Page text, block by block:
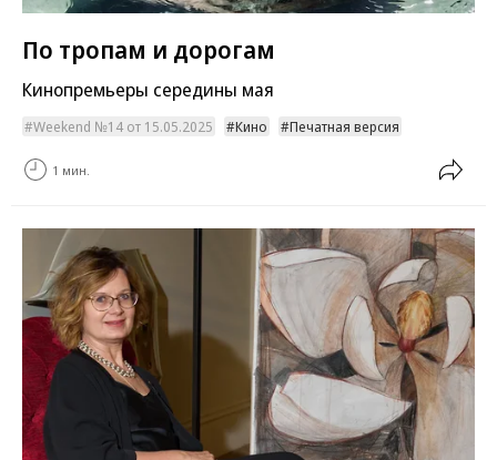
По тропам и дорогам
Кинопремьеры середины мая
Weekend №14 от 15.05.2025 Кино Печатная версия
1 мин.